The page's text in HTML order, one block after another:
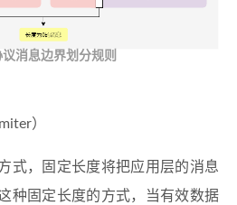
消息边界划分规则
）
式，固定长度将把应用层的消息
种固定长度的方式，当有效数据